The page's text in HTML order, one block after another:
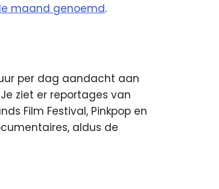
maand genoemd.
per dag aandacht aan
ziet er reportages van
Film Festival, Pinkpop en
aldus de